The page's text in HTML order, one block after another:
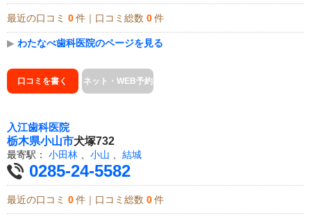
最近の口コミ 0 件｜口コミ総数 0 件
▶ わたなべ歯科医院のページを見る
口コミを書く ネット・WEB予約
入江歯科医院
栃木県小山市犬塚732
最寄駅： 小田林 小山 結城
0285-24-5582
最近の口コミ 0 件｜口コミ総数 0 件